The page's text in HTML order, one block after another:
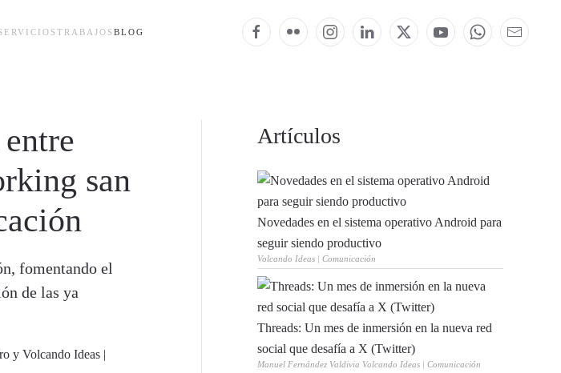
TRABAJOSBLOG
san
fomentando el
de las ya
Artículos
Novedades en el sistema operativo Android para
seguir siendo productivo
Volcando Ideas | Comunicación
Threads: Un mes de inmersión en la nueva red
social que desafía a X (Twitter)
Manuel Fernández Valdivia Volcando Ideas | Comunicación